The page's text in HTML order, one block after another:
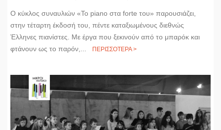
Ο κύκλος συναυλιών «Το piano στα forte του» παρουσιάζει,
στην τέταρτη έκδοσή του, πέντε καταξιωμένους διεθνώς
Έλληνες πιανίστες. Με έργα που ξεκινούν από το μπαρόκ και
φτάνουν ως το παρόν,...
ΠΕΡΙΣΣΟΤΕΡΑ >